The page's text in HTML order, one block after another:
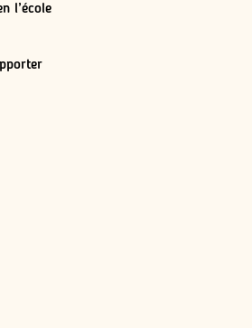
l’école